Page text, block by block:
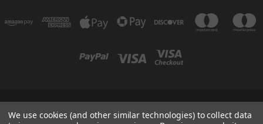
SMEDEVEJ 31, 6710 ESBJERG V DENMARK
We use cookies (and other similar technologies) to collect data